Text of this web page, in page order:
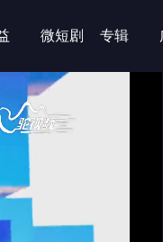
微短剧 专辑